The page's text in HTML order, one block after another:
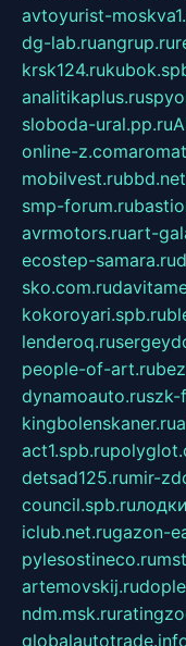
avtoyurist-
dg-lab.ruangrup.ru
krsk124.ru
analitikaplus.ru
sloboda-ural.pp.ru
online-z.com
mobilvest.ru
smp-forum.ru
avrmotors.ruart-
ecostep-samara.ru
sko.com.ru
kokoroyari.spb.ru
lenderoq.ru
people-of-art.ru
dynamoauto.ruszk-
kingbolenskaner.ru
act1.spb.ru
detsad125.rumir-
council.spb.ru
iclub.net.rugazon-
pylesostineco.ru
artemovskij.ru
ndm.msk.ru